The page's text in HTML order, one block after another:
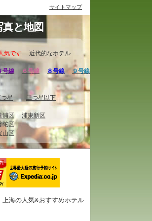
と地図
気です 近代的なホテル
号線 ６号線 ８号線 ９号線
星 二つ星以下
浦区
浦東新区
陀区
山区
海の人気&おすすめホテル
サイトマップ